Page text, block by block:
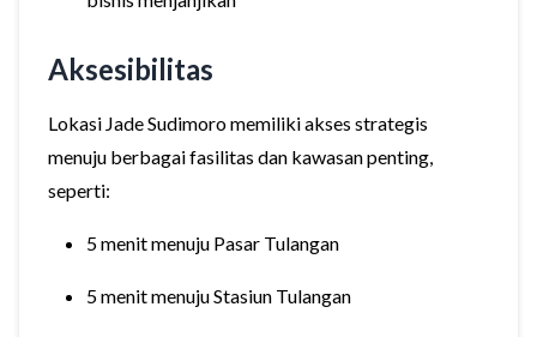
Aksesibilitas
Lokasi Jade Sudimoro memiliki akses strategis
menuju berbagai fasilitas dan kawasan penting,
seperti:
5 menit menuju Pasar Tulangan
5 menit menuju Stasiun Tulangan